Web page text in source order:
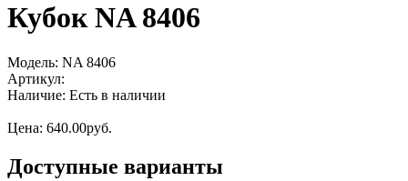
Кубок NA 8406
Модель: NA 8406
Артикул:
Наличие: Есть в наличии
Цена: 640.00руб.
Доступные варианты